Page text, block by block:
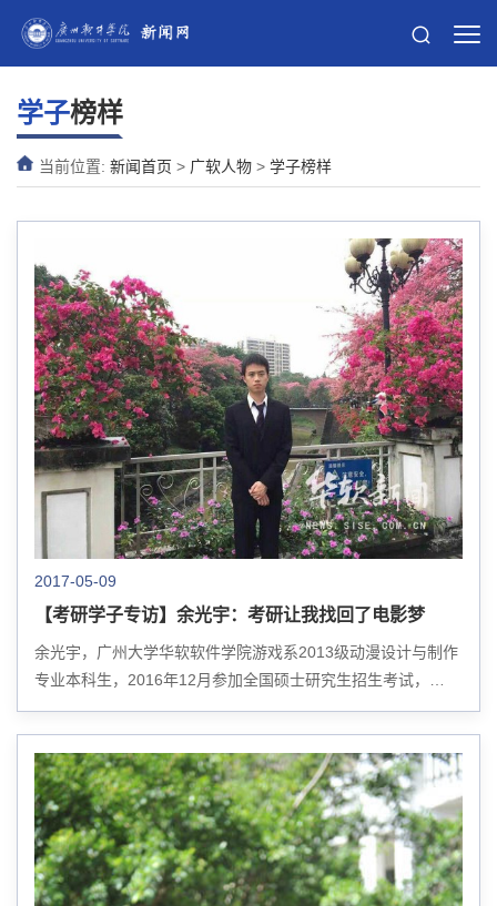
学子榜样
当前位置: 新闻首页 > 广软人物 > 学子榜样
2017-05-09
【考研学子专访】余光宇：考研让我找回了电影梦
余光宇，广州大学华软软件学院游戏系2013级动漫设计与制作
专业本科生，2016年12月参加全国硕士研究生招生考试，
2017年4月份被北京电影学院硕士研究生动画创作专业录取。
余光宇毕业照 ...